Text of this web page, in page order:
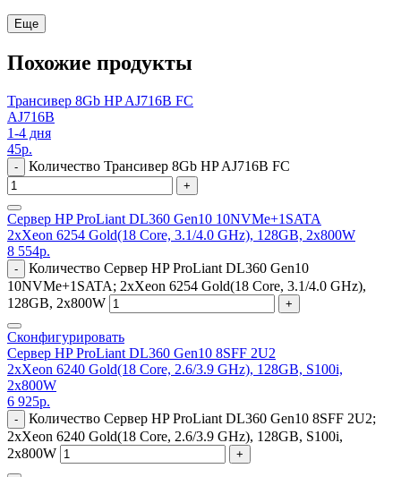
Еще
Похожие продукты
Трансивер 8Gb HP AJ716B FC
AJ716B
1-4 дня
45р.
- Количество Трансивер 8Gb HP AJ716B FC
+
Сервер HP ProLiant DL360 Gen10 10NVMe+1SATA
2xXeon 6254 Gold(18 Core, 3.1/4.0 GHz), 128GB, 2x800W
8 554р.
-
Количество Сервер HP ProLiant DL360 Gen10
10NVMe+1SATA; 2xXeon 6254 Gold(18 Core, 3.1/4.0 GHz),
128GB, 2x800W
+
Сконфигурировать
Сервер HP ProLiant DL360 Gen10 8SFF 2U2
2xXeon 6240 Gold(18 Core, 2.6/3.9 GHz), 128GB, S100i,
2x800W
6 925р.
-
Количество Сервер HP ProLiant DL360 Gen10 8SFF 2U2;
2xXeon 6240 Gold(18 Core, 2.6/3.9 GHz), 128GB, S100i,
2x800W
+